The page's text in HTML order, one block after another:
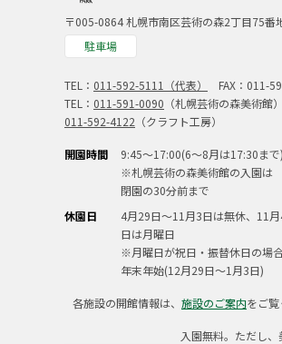
〒005-0864 札幌市南区芸術の森2丁目75番
駐車場
TEL： 011-592-5111（代表）
FAX：011-
TEL： 011-591-0090 （札幌芸術の森美術館
011-592-4122 （クラフト工房）
開園時間
9:45～17:00(6～8月は17:30まで)
※札幌芸術の森美術館の入園は
閉園の30分前まで
休園日
4月29日～11月3日は無休、11
日は月曜日
※月曜日が祝日・振替休日の場
年末年始(12月29日～1月3日)
各施設の開館情報は、 施設のご案内をご覧
入園無料。ただし